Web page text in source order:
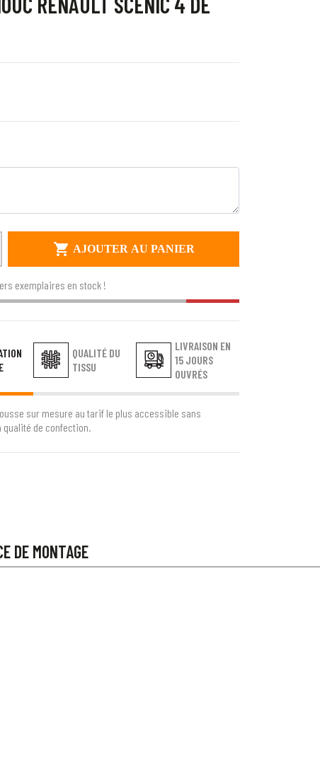
 AJOUTER AU PANIER
exemplaires en stock !
QUALITÉ DU
TISSU
LIVRAISON EN
15 JOURS
OUVRÉS
sur mesure au tarif le plus accessible sans
de confection.
DE MONTAGE